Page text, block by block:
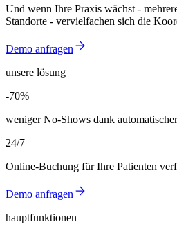
Und wenn Ihre Praxis wächst -
Standorte - vervielfachen sich die
Demo anfragen
unsere lösung
-70%
-70%
weniger No-Shows dank
24/7
Online-Buchung für Ihre Patienten
Demo anfragen
hauptfunktionen